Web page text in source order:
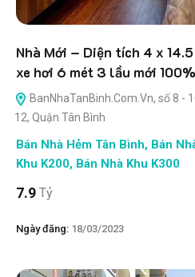
Nhà Mới – Diện tích 4 x
xe hơi 6 mét 3 lầu mới 100%
BanNhaTanBinh.Com.Vn, số 8 -
12, Quận Tân Bình
Bán Nhà Hẻm Tân Bình, Bán
Khu K200, Bán Nhà Khu K300
7.9 Tỷ
Ngày đăng: 18/03/2023